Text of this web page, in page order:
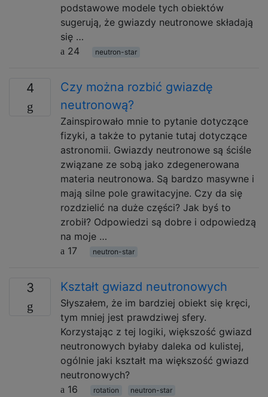
podstawowe modele tych obiektów
sugerują, że gwiazdy neutronowe składają
się …
24
neutron-star
4
Czy można rozbić gwiazdę
neutronową?
Zainspirowało mnie to pytanie dotyczące
fizyki, a także to pytanie tutaj dotyczące
astronomii. Gwiazdy neutronowe są ściśle
związane ze sobą jako zdegenerowana
materia neutronowa. Są bardzo masywne i
mają silne pole grawitacyjne. Czy da się
rozdzielić na duże części? Jak byś to
zrobił? Odpowiedzi są dobre i odpowiedzą
na moje …
17
neutron-star
3 Kształt gwiazd neutronowych
Słyszałem, że im bardziej obiekt się kręci,
tym mniej jest prawdziwej sfery.
Korzystając z tej logiki, większość gwiazd
neutronowych byłaby daleka od kulistej,
ogólnie jaki kształt ma większość gwiazd
neutronowych?
16
rotation neutron-star